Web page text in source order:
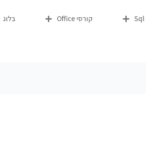
קורסי Office בלוג